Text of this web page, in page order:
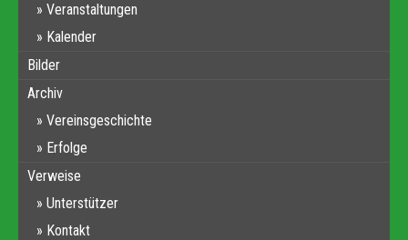
Veranstaltungen
Kalender
Bilder
Archiv
Vereinsgeschichte
Erfolge
Verweise
Unterstützer
Kontakt